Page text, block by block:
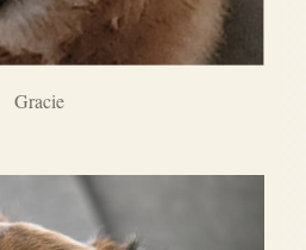
Gracie